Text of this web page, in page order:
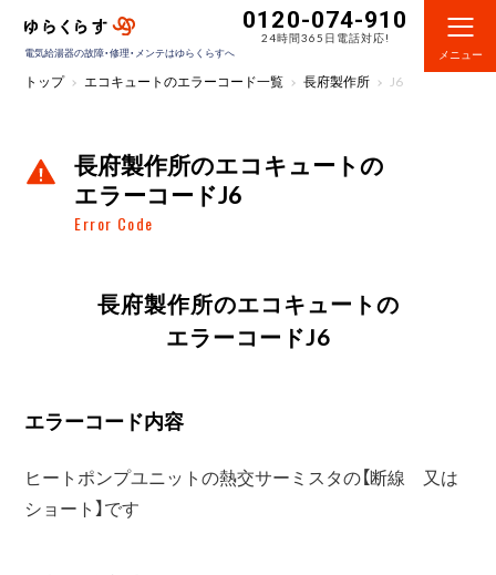
電気給湯器の故障・修理・メンテはゆらくらすへ
0120-074-910
24時間365日電話対応!
メニュー
トップ エコキュートのエラーコード一覧 長府製作所 J6
長府製作所のエコキュートの
エラーコードJ6
Error Code
長府製作所のエコキュートの
エラーコードJ6
エラーコード内容
ヒートポンプユニットの熱交サーミスタの【断線 又は
ショート】です